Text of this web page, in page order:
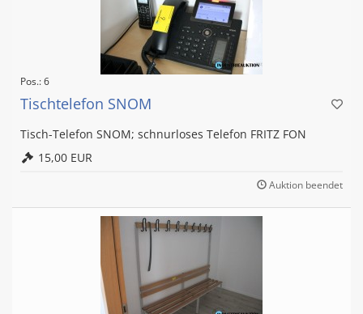
Pos.: 6
Tischtelefon SNOM
Tisch-Telefon SNOM; schnurloses Telefon FRITZ FON
15,00 EUR
Auktion beendet